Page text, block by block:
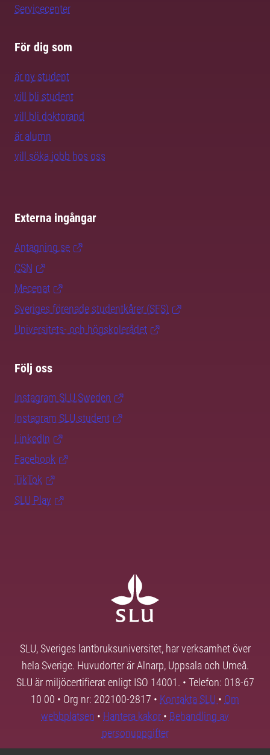
Servicecenter
För dig som
är ny student
vill bli student
vill bli doktorand
är alumn
vill söka jobb hos oss
Externa ingångar
Antagning.se
CSN
Mecenat
Sveriges förenade studentkårer (SFS)
Universitets- och högskolerådet
Följ oss
Instagram SLU.Sweden
Instagram SLU.student
LinkedIn
Facebook
TikTok
SLU Play
SLU, Sveriges lantbruksuniversitet, har verksamhet över
hela Sverige. Huvudorter är Alnarp, Uppsala och Umeå.
SLU är miljöcertifierat enligt ISO 14001. • Telefon: 018-67
10 00 • Org nr: 202100-2817 • Kontakta SLU • Om
webbplatsen • Hantera kakor • Behandling av
personuppgifter